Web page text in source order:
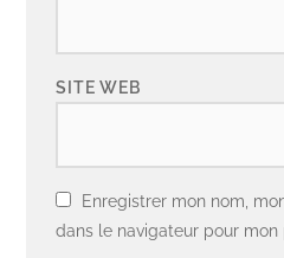
SITE WEB
Enregistrer mon nom,
dans le navigateur pour